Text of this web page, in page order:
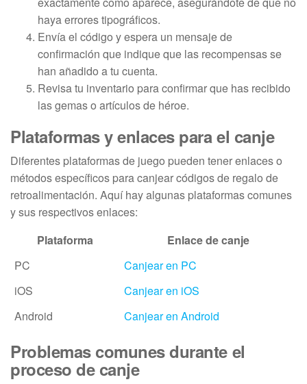
haya errores tipográficos.
Envía el código y espera un mensaje de
confirmación que indique que las recompensas se
han añadido a tu cuenta.
Revisa tu inventario para confirmar que has recibido
las gemas o artículos de héroe.
Plataformas y enlaces para el canje
Diferentes plataformas de juego pueden tener enlaces o
métodos específicos para canjear códigos de regalo de
retroalimentación. Aquí hay algunas plataformas comunes
y sus respectivos enlaces:
Plataforma
Enlace de canje
PC
Canjear en PC
iOS
Canjear en iOS
Android
Canjear en Android
Problemas comunes durante el
proceso de canje